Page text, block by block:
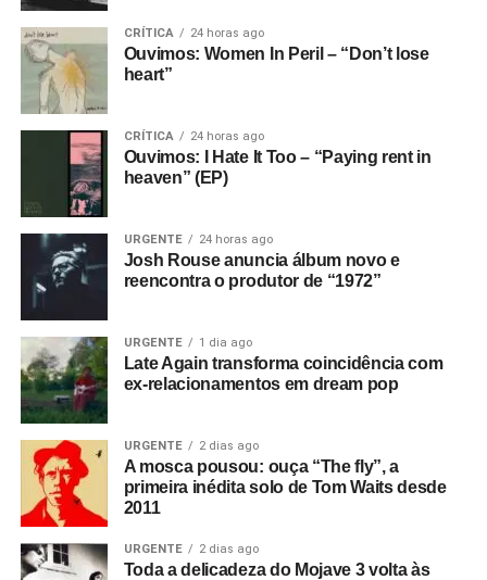
CRÍTICA 24 horas ago
Ouvimos: Women In Peril – “Don’t lose
heart”
CRÍTICA 24 horas ago
Ouvimos: I Hate It Too – “Paying rent in
heaven” (EP)
URGENTE 24 horas ago
Josh Rouse anuncia álbum novo e
reencontra o produtor de “1972”
URGENTE 1 dia ago
Late Again transforma coincidência com
ex-relacionamentos em dream pop
URGENTE 2 dias ago
A mosca pousou: ouça “The fly”, a
primeira inédita solo de Tom Waits desde
2011
URGENTE 2 dias ago
Toda a delicadeza do Mojave 3 volta às